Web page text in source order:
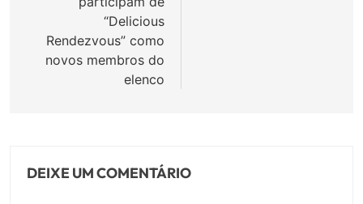
“Delicious
Rendezvous” como
novos membros do
elenco
DEIXE UM COMENTÁRIO